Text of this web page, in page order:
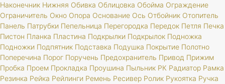
Наконечник Нижняя Обивка Облицовка Обойма Ограждение
Ограничитель Окно Опора Основание Ось Отбойник Отопитель
Панель Патрубки Пепельница Перегородка Передок Петля Печка
Пистон Планка Пластина Подкрылки Подкрылок Подножка
Подножки Подпятник Подставка Подушка Покрытие Полотно
Поперечина Порог Поручень Предохранитель Привод Прижим
Пробка Проем Прокладка Проушина Пыльник РК Радиатор Рамка
Резинка Рейка Рейлинги Ремень Ресивер Ролик Рукоятка Ручка